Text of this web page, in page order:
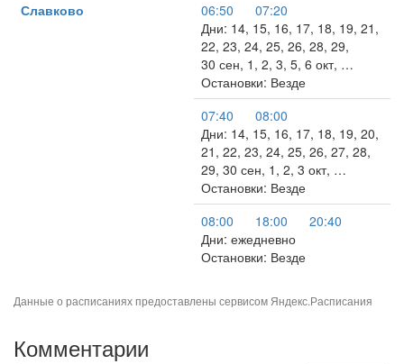
Славково
06:50
07:20
Дни: 14, 15, 16, 17, 18, 19, 21,
22, 23, 24, 25, 26, 28, 29,
30 сен, 1, 2, 3, 5, 6 окт, …
Остановки: Везде
07:40
08:00
Дни: 14, 15, 16, 17, 18, 19, 20,
21, 22, 23, 24, 25, 26, 27, 28,
29, 30 сен, 1, 2, 3 окт, …
Остановки: Везде
08:00
18:00
20:40
Дни: ежедневно
Остановки: Везде
Данные о расписаниях предоставлены сервисом Яндекс.Расписания
Комментарии